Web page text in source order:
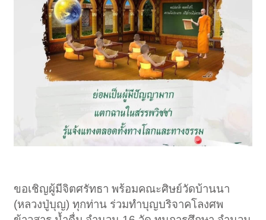
ขอเชิญผู้มีจิตศรัทธา พร้อมคณะศิษย์วัดบ้านนา
(หลวงปู่บุญ) ทุกท่าน ร่วมทำบุญบริจาคโลงศพ